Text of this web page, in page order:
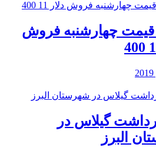
قیمت چهارشنبه فروش
گیلاس در
البرز